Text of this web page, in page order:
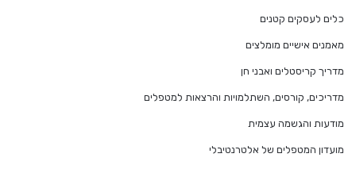
כלים לעסקים קטנים
מאמנים אישיים מומלצים
מדריך קריסטלים ואבני חן
מדריכים, קורסים, השתלמויות והרצאות למטפלים
מודעות והגשמה עצמית
מועדון המטפלים של אלטרנטיבלי